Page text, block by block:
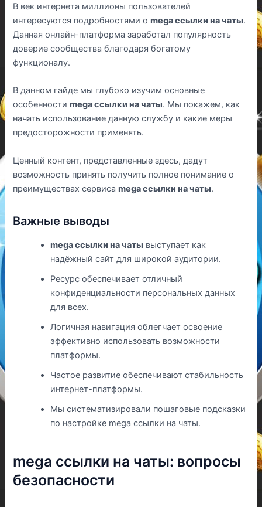
В век интернета миллионы пользователей
интересуются подробностями о mega ссылки на чаты.
Данная онлайн-платформа заработал популярность
доверие сообщества благодаря богатому
функционалу.
В данном гайде мы глубоко изучим основные
особенности mega ссылки на чаты. Мы покажем, как
начать использование данную службу и какие меры
предосторожности применять.
Ценный контент, представленные здесь, дадут
возможность принять получить полное понимание о
преимуществах сервиса mega ссылки на чаты.
Важные выводы
mega ссылки на чаты выступает как
надёжный сайт для широкой аудитории.
Ресурс обеспечивает отличный
конфиденциальности персональных данных
для всех.
Логичная навигация облегчает освоение
эффективно использовать возможности
платформы.
Частое развитие обеспечивают стабильность
интернет-платформы.
Мы систематизировали пошаговые подсказки
по настройке mega ссылки на чаты.
mega ссылки на чаты: вопросы
безопасности